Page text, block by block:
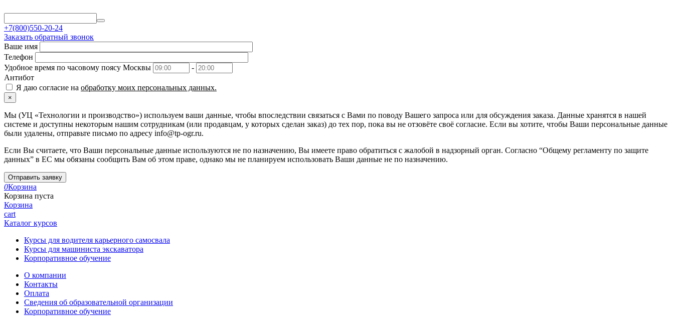
+7(800)550-20-24
Заказать обратный звонок
Ваше имя
Телефон
Удобное время по часовому поясу Москвы
-
Антибот
Я даю согласие на обработку моих персональных данных.
×
Мы (УЦ «Технологии и производство») используем ваши данные, чтобы впоследствии связаться с Вами по поводу Вашего запроса или для обсуждения заказа. Данные хранятся в нашей
системе и доступны некоторым нашим сотрудникам (или продавцам, у которых сделан заказ) до тех пор, пока вы не отзовёте своё согласие. Если вы хотите, чтобы Ваши персональные данные
были удалены, отправьте письмо по адресу info@tp-ogr.ru.
Если Вы считаете, что Ваши персональные данные используются не по назначению, Вы имеете право обратиться с жалобой в надзорный орган. Согласно “Общему регламенту по защите
данных” в ЕС мы обязаны сообщить Вам об этом праве, однако мы не планируем использовать Ваши данные не по назначению.
Отправить заявку
0Корзина
Корзина пуста
Корзина
cart
Каталог курсов
Курсы для водителя карьерного самосвала
Курсы для машиниста экскаватора
Корпоративное обучение
О компании
Контакты
Оплата
Сведения об образовательной организации
Корпоративное обучение